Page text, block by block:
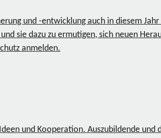
und -entwicklung auch in diesem
sie dazu zu ermutigen, sich neuen
anmelden.
und Kooperation. Auszubildende und